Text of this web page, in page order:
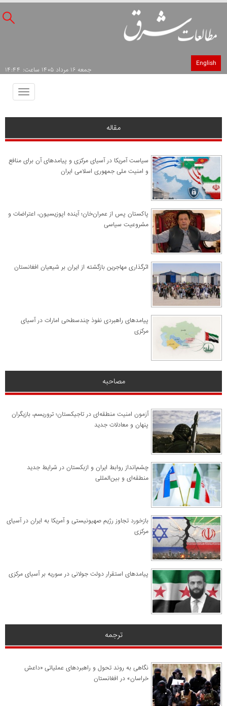
English
جمعه ۱۶ مرداد ۱۴۰۵ ساعت: ۱۴:۴۴
Toggle
مقاله
سیاست آمریکا در آسیای مرکزی و پیامدهای آن برای منافع
و امنیت ملی جمهوری اسلامی ایران
پاکستان پس از عمران‌خان؛ آینده اپوزیسیون، اعتراضات و
مشروعیت سیاسی
اثرگذاری مهاجرین بازگشته از ایران بر شیعیان افغانستان
پیامدهای راهبردی نفوذ چندسطحی امارات در آسیای
مرکزی
مصاحبه
آزمون امنیت منطقه‌ای در تاجیکستان؛ تروریسم، بازیگران
پنهان و معادلات جدید
چشم‌انداز روابط ایران و ازبکستان در شرایط جدید
منطقه‌ای و بین‌المللی
​بازخورد تجاوز رژیم صهیونیستی و آمریکا به ایران در آسیای
مرکزی
پیامدهای استقرار دولت جولانی در سوریه بر آسیای مرکزی
ترجمه
نگاهی به روند تحول و راهبردهای عملیاتی «داعش
خراسان» در افغانستان